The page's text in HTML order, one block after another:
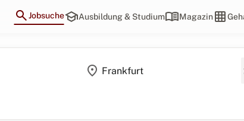
searchJobsucheschoolAusbildung & Studiummenu_bookMagazingrid_on
location_on